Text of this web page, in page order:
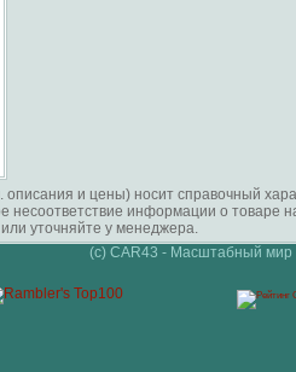
описания и цены) носит справочный
несоответствие информации о
уточняйте у менеджера.
(c) CAR43 - Масштабный мир